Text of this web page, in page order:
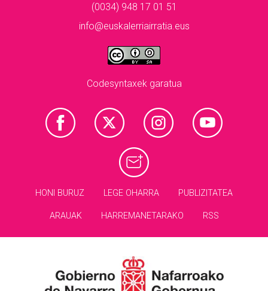
(0034) 948 17 01 51
info@euskalerriairratia.eus
Codesyntaxek garatua
HONI BURUZ LEGE OHARRA PUBLIZITATEA
ARAUAK HARREMANETARAKO RSS